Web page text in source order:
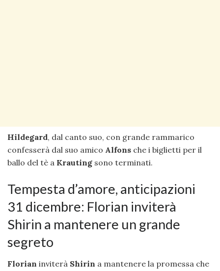
Hildegard, dal canto suo, con grande rammarico
confesserà dal suo amico Alfons che i biglietti per il
ballo del tè a Krauting sono terminati.
Tempesta d’amore, anticipazioni
31 dicembre: Florian inviterà
Shirin a mantenere un grande
segreto
Florian inviterà Shirin a mantenere la promessa che